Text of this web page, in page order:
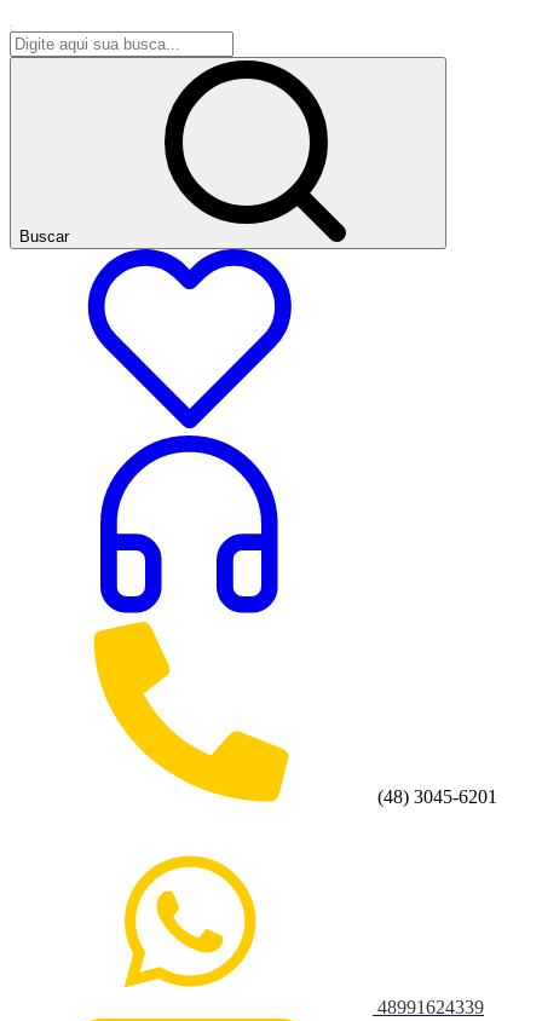
Buscar
(48) 3045-6201
48991624339